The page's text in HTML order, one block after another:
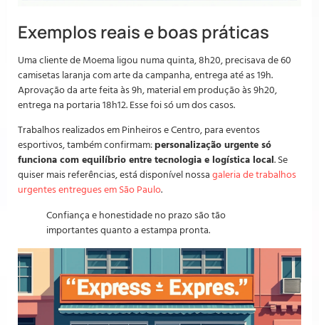
Exemplos reais e boas práticas
Uma cliente de Moema ligou numa quinta, 8h20, precisava de 60
camisetas laranja com arte da campanha, entrega até as 19h.
Aprovação da arte feita às 9h, material em produção às 9h20,
entrega na portaria 18h12. Esse foi só um dos casos.
Trabalhos realizados em Pinheiros e Centro, para eventos
esportivos, também confirmam:personalização urgente só
funciona com equilíbrio entre tecnologia e logística local. Se
quiser mais referências, está disponível nossa galeria de trabalhos
urgentes entregues em São Paulo.
Confiança e honestidade no prazo são tão
importantes quanto a estampa pronta.